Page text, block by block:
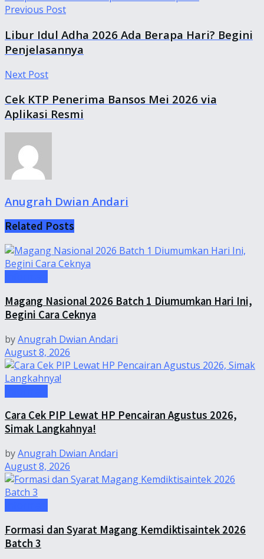
Previous Post
Libur Idul Adha 2026 Ada Berapa Hari? Begini
Penjelasannya
Next Post
Cek KTP Penerima Bansos Mei 2026 via
Aplikasi Resmi
Anugrah Dwian Andari
Related Posts
Magang Nasional 2026 Batch 1 Diumumkan Hari Ini,
Begini Cara Ceknya
byAnugrah Dwian Andari
August 8, 2026
Cara Cek PIP Lewat HP Pencairan Agustus 2026,
Simak Langkahnya!
byAnugrah Dwian Andari
August 8, 2026
Formasi dan Syarat Magang Kemdiktisaintek 2026
Batch 3